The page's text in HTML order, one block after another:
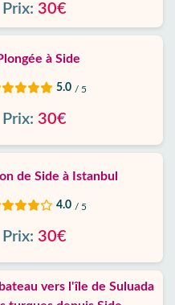
Prix: 30€
à Side
5.0 / 5
Prix: 30€
de Side à Istanbul
4.0 / 5
Prix: 30€
vers l'île de Suluada